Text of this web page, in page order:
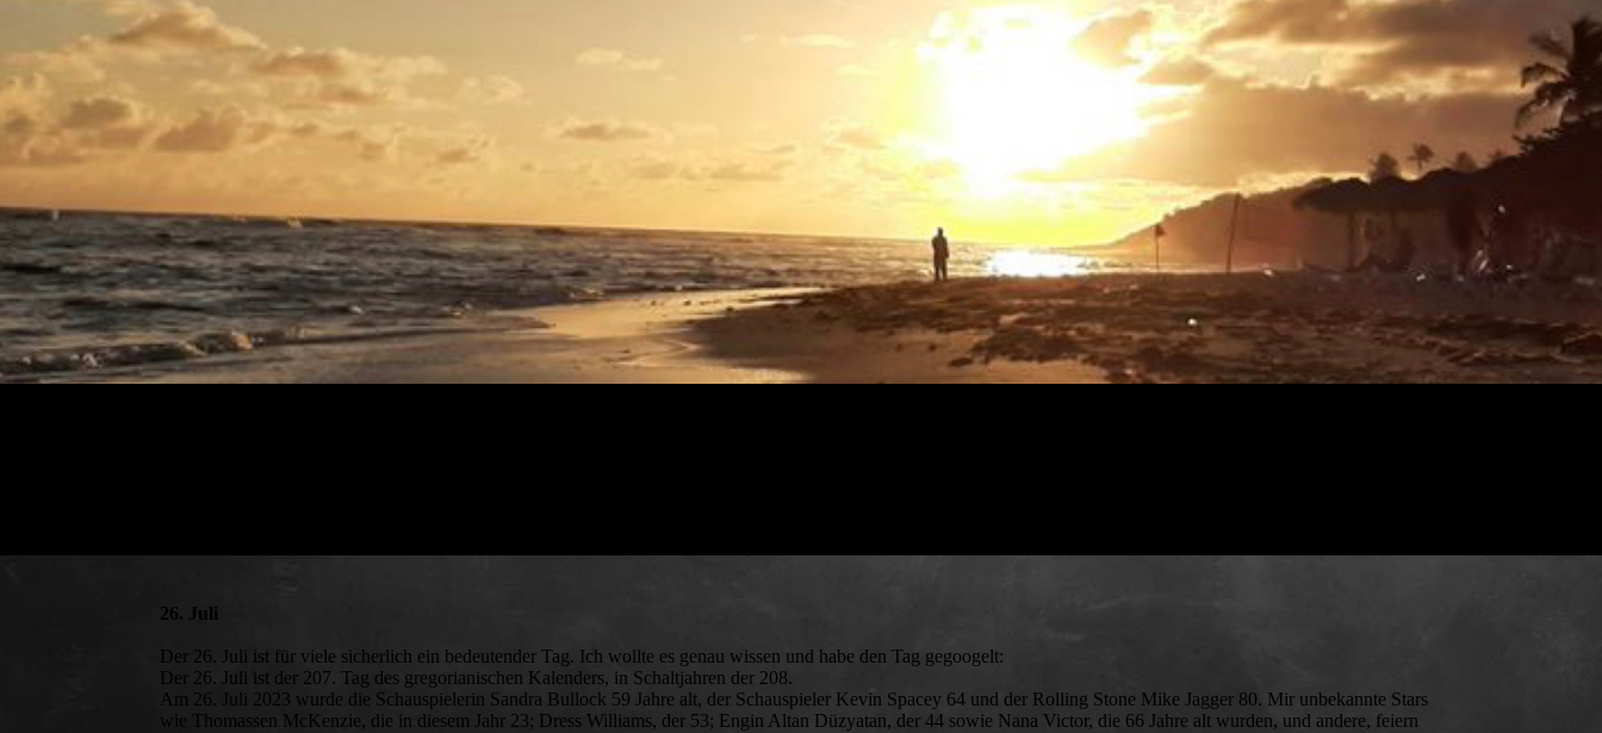
26. Juli
Der 26. Juli ist für viele sicherlich ein bedeutender Tag. Ich wollte es genau wissen und habe den Tag gegoogelt:
Der 26. Juli ist der 207. Tag des gregorianischen Kalenders, in Schaltjahren der 208.
Am 26. Juli 2023 wurde die Schauspielerin Sandra Bullock 59 Jahre alt, der Schauspieler Kevin Spacey 64 und der Rolling Stone Mike Jagger 80. Mir unbekannte Stars
wie Thomassen McKenzie, die in diesem Jahr 23; Dress Williams, der 53; Engin Altan Düzyatan, der 44 sowie Nana Victor, die 66 Jahre alt wurden, und andere, feiern